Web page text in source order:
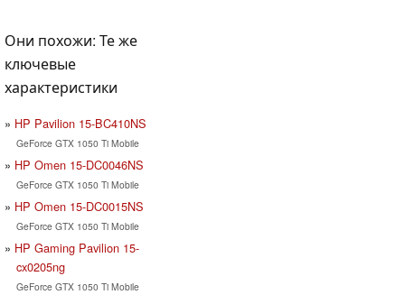
Они похожи: Те же
ключевые
характеристики
HP Pavilion 15-BC410NS
GeForce GTX 1050 Ti Mobile
HP Omen 15-DC0046NS
GeForce GTX 1050 Ti Mobile
HP Omen 15-DC0015NS
GeForce GTX 1050 Ti Mobile
HP Gaming Pavilion 15-
cx0205ng
GeForce GTX 1050 Ti Mobile